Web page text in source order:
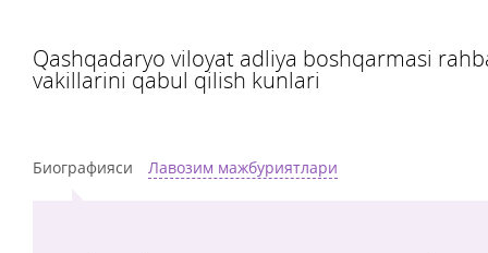
Qashqadaryo viloyat adliya boshqarmasi
vakillarini qabul qilish kunlari
Биографияси Лавозим мажбуриятлари